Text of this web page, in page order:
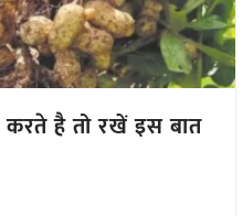
है तो रखें इस बात